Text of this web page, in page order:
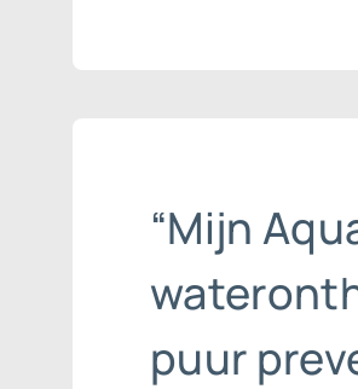
“Mijn
puur